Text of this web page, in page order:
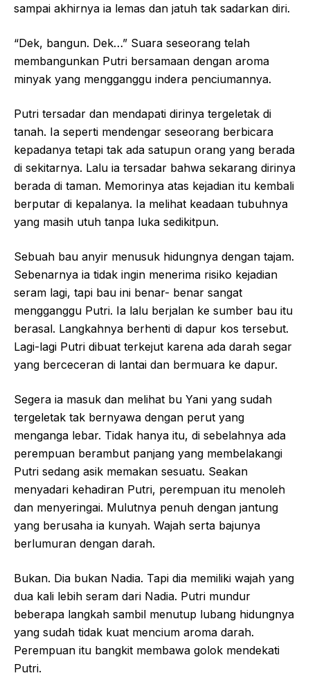
sampai akhirnya ia lemas dan jatuh tak sadarkan diri.
“Dek, bangun. Dek…” Suara seseorang telah
membangunkan Putri bersamaan dengan aroma
minyak yang mengganggu indera penciumannya.
Putri tersadar dan mendapati dirinya tergeletak di
tanah. Ia seperti mendengar seseorang berbicara
kepadanya tetapi tak ada satupun orang yang berada
di sekitarnya. Lalu ia tersadar bahwa sekarang dirinya
berada di taman. Memorinya atas kejadian itu kembali
berputar di kepalanya. Ia melihat keadaan tubuhnya
yang masih utuh tanpa luka sedikitpun.
Sebuah bau anyir menusuk hidungnya dengan tajam.
Sebenarnya ia tidak ingin menerima risiko kejadian
seram lagi, tapi bau ini benar- benar sangat
mengganggu Putri. Ia lalu berjalan ke sumber bau itu
berasal. Langkahnya berhenti di dapur kos tersebut.
Lagi-lagi Putri dibuat terkejut karena ada darah segar
yang berceceran di lantai dan bermuara ke dapur.
Segera ia masuk dan melihat bu Yani yang sudah
tergeletak tak bernyawa dengan perut yang
menganga lebar. Tidak hanya itu, di sebelahnya ada
perempuan berambut panjang yang membelakangi
Putri sedang asik memakan sesuatu. Seakan
menyadari kehadiran Putri, perempuan itu menoleh
dan menyeringai. Mulutnya penuh dengan jantung
yang berusaha ia kunyah. Wajah serta bajunya
berlumuran dengan darah.
Bukan. Dia bukan Nadia. Tapi dia memiliki wajah yang
dua kali lebih seram dari Nadia. Putri mundur
beberapa langkah sambil menutup lubang hidungnya
yang sudah tidak kuat mencium aroma darah.
Perempuan itu bangkit membawa golok mendekati
Putri.